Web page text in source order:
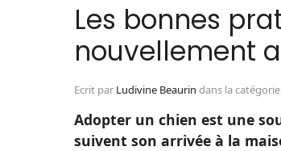
Les bonnes
nouvellement
Ecrit par Ludivine Beaurin dans la catégorie
Adopter un chien est une
suivent son arrivée à la